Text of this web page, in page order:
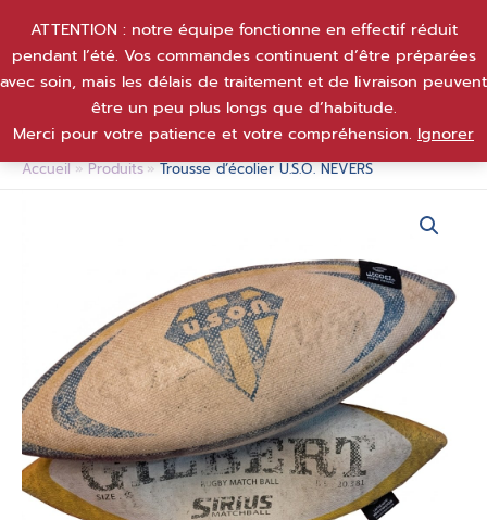
ATTENTION : notre équipe fonctionne en effectif réduit
pendant l’été. Vos commandes continuent d’être préparées
avec soin, mais les délais de traitement et de livraison peuvent
être un peu plus longs que d’habitude.
Merci pour votre patience et votre compréhension. Ignorer
contenu
Accueil Produits Trousse d’écolier U.S.O. NEVERS